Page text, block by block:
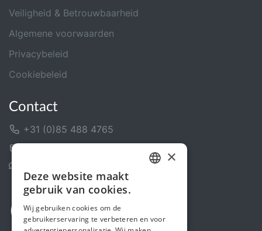
Veiligheid & Betrouwbaarheid
Algemene voorwaarden
Privacybeleid
Cookiebeleid
Contact
+31 (0)85 488 4765
ENGLISH
×
Deze website maakt
gebruik van cookies.
Wij gebruiken cookies om de
gebruikerservaring te verbeteren en voor